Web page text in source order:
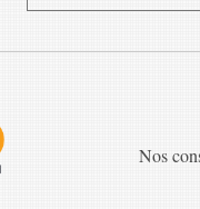
Nos